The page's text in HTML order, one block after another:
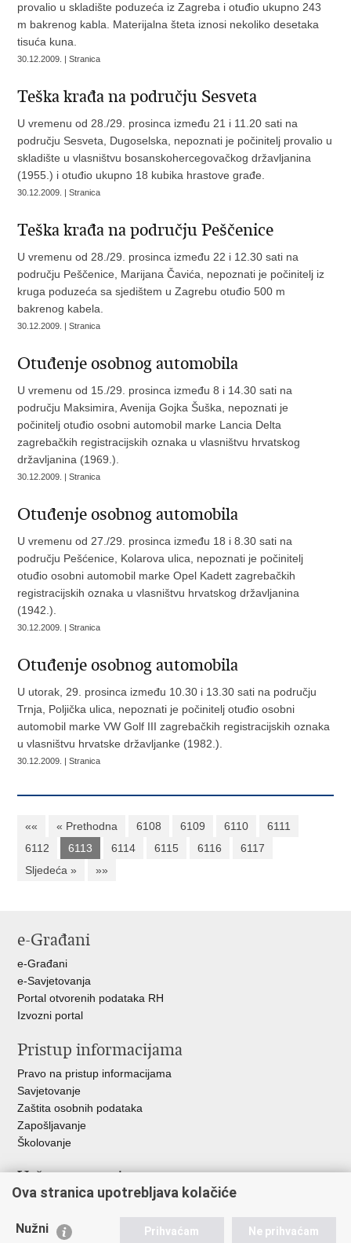
provalio u skladište poduzeća iz Zagreba i otuđio ukupno 243
m bakrenog kabla. Materijalna šteta iznosi nekoliko desetaka
tisuća kuna.
30.12.2009. | Stranica
Teška krađa na području Sesveta
U vremenu od 28./29. prosinca između 21 i 11.20 sati na
području Sesveta, Dugoselska, nepoznati je počinitelj provalio u
skladište u vlasništvu bosanskohercegovačkog državljanina
(1955.) i otuđio ukupno 18 kubika hrastove građe.
30.12.2009. | Stranica
Teška krađa na području Peščenice
U vremenu od 28./29. prosinca između 22 i 12.30 sati na
području Peščenice, Marijana Čavića, nepoznati je počinitelj iz
kruga poduzeća sa sjedištem u Zagrebu otuđio 500 m
bakrenog kabela.
30.12.2009. | Stranica
Otuđenje osobnog automobila
U vremenu od 15./29. prosinca između 8 i 14.30 sati na
području Maksimira, Avenija Gojka Šuška, nepoznati je
počinitelj otuđio osobni automobil marke Lancia Delta
zagrebačkih registracijskih oznaka u vlasništvu hrvatskog
državljanina (1969.).
30.12.2009. | Stranica
Otuđenje osobnog automobila
U vremenu od 27./29. prosinca između 18 i 8.30 sati na
području Pešćenice, Kolarova ulica, nepoznati je počinitelj
otuđio osobni automobil marke Opel Kadett zagrebačkih
registracijskih oznaka u vlasništvu hrvatskog državljanina
(1942.).
30.12.2009. | Stranica
Otuđenje osobnog automobila
U utorak, 29. prosinca između 10.30 i 13.30 sati na području
Trnja, Poljička ulica, nepoznati je počinitelj otuđio osobni
automobil marke VW Golf III zagrebačkih registracijskih oznaka
u vlasništvu hrvatske državljanke (1982.).
30.12.2009. | Stranica
«« « Prethodna 6108 6109 6110
6111
6112
6113 6114 6115 6116
6117
Sljedeća »
»»
e-Građani
e-Građani
e-Savjetovanja
Portal otvorenih podataka RH
Izvozni portal
Pristup informacijama
Pravo na pristup informacijama
Savjetovanje
Zaštita osobnih podataka
Zapošljavanje
Školovanje
Važne poveznice
Ministarstvo unutarnjih poslova
Udruge
Ova stranica upotrebljava kolačiće
Nužni Prihvaćam Ne prihvaćam